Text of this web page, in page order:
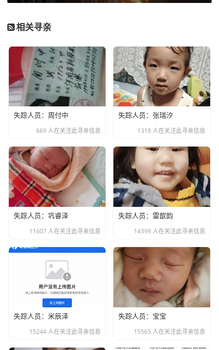
相关寻亲
失踪人员：周付中
669 人在关注此寻亲信息
失踪人员：张瑞汐
1318 人在关注此寻亲信息
失踪人员：巩睿泽
11607 人在关注此寻亲信息
失踪人员：雷歆韵
14399 人在关注此寻亲信息
失踪人员：米辰泽
15244 人在关注此寻亲信息
失踪人员：宝宝
15565 人在关注此寻亲信息